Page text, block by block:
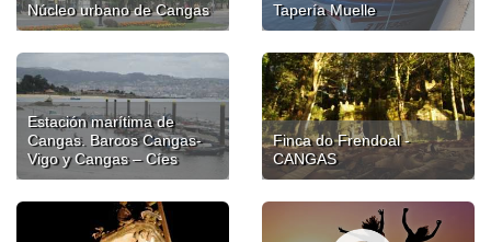
Núcleo urbano de Cangas Tapería Muelle
Estación marítima de
Cangas. Barcos Cangas-
Vigo y Cangas – Cíes
Finca do Frendoal -
CANGAS